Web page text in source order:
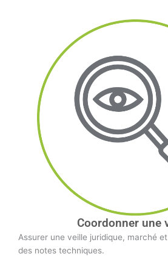
Coordonner une
Assurer une veille juridique, marché
des notes techniques.